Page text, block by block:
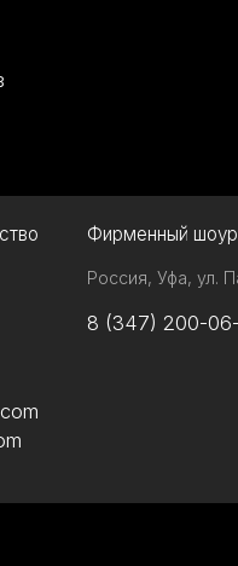
Фирменный
Россия, Уфа, ул.
8 (347) 200-